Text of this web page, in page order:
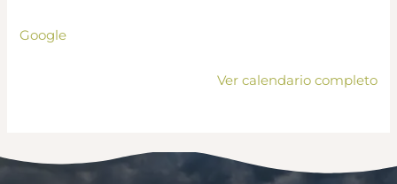
Google
Ver calendario completo